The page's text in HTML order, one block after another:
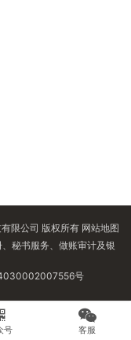
限公司 版权所有 网站地图
秘书服务、做账审计及银
号
号 客服